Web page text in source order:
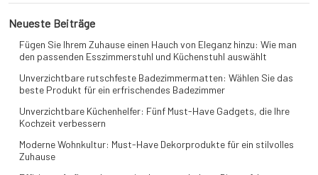
Neueste Beiträge
Fügen Sie Ihrem Zuhause einen Hauch von Eleganz hinzu: Wie man
den passenden Esszimmerstuhl und Küchenstuhl auswählt
Unverzichtbare rutschfeste Badezimmermatten: Wählen Sie das
beste Produkt für ein erfrischendes Badezimmer
Unverzichtbare Küchenhelfer: Fünf Must-Have Gadgets, die Ihre
Kochzeit verbessern
Moderne Wohnkultur: Must-Have Dekorprodukte für ein stilvolles
Zuhause